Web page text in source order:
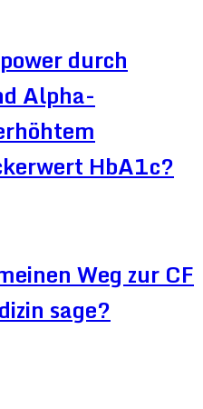
durch
Alpha-
HbA1c?
Weg zur CF
sage?